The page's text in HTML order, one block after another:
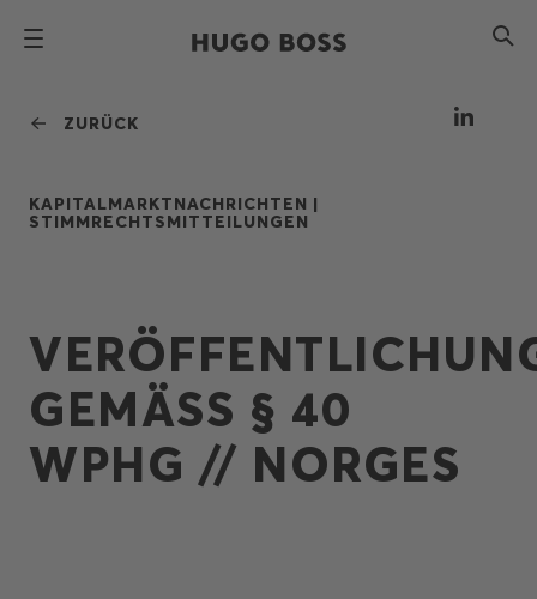
ZURÜCK
KAPITALMARKTNACHRICHTEN |
STIMMRECHTSMITTEILUNGEN
GEMÄSS § 40 W
PHG // NORGES